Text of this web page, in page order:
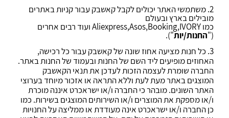
2. משתמשי האתר יכולים לקבל קאשבק עבור קניות באתרים
מובילים בארץ ובעולם
כמוAliexpress,Asos,Booking,IVORYועוד רבים אחרים
("החנות/יות").
3. כל חנות מציעה אחוז שונה של קאשבק עבור כל רכישה,
האחוזים מופיעים ליד השם של החנות ובעמוד של החנות באתר.
החברה שומרת לעצמה הזכות לעדכן את תנאי הקאשבק
המוצגים באתר מעת לעת וללא התראה או אזכור מיוחד בערוצי
האתר השונים. מובהר כי החברה ו/או ישראכרט איננה מוכרת
ו/או מספקת את המוצרים ו/או השירותים המוצגים בשירות. כמו
כן החברה ו/או ישראכרט אינה מעודדת או ממליצה על החנויות